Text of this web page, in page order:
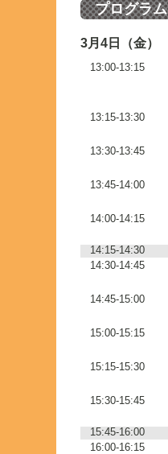
プログラム
3月4日（金）
13:00-13:15
13:15-13:30
13:30-13:45
13:45-14:00
14:00-14:15
14:15-14:30
14:30-14:45
14:45-15:00
15:00-15:15
15:15-15:30
15:30-15:45
15:45-16:00
16:00-16:15